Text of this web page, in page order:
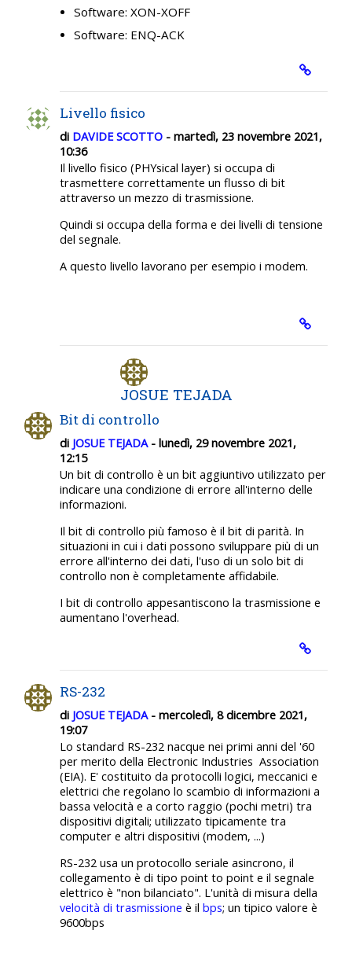
Software: XON-XOFF
Software: ENQ-ACK
Livello fisico
di DAVIDE SCOTTO - martedì, 23 novembre 2021,
10:36
Il livello fisico (PHYsical layer) si occupa di
trasmettere correttamente un flusso di bit
attraverso un mezzo di trasmissione.
Quindi si occupa della forma e dei livelli di tensione
del segnale.
A questo livello lavorano per esempio i modem.
JOSUE TEJADA
Bit di controllo
di JOSUE TEJADA- lunedì, 29 novembre 2021,
12:15
Un bit di controllo è un bit aggiuntivo utilizzato per
indicare una condizione di errore all'interno delle
informazioni.
Il bit di controllo più famoso è il bit di parità. In
situazioni in cui i dati possono sviluppare più di un
errore all'interno dei dati, l'uso di un solo bit di
controllo non è completamente affidabile.
I bit di controllo appesantiscono la trasmissione e
aumentano l'overhead.
RS-232
di JOSUE TEJADA- mercoledì, 8 dicembre 2021,
19:07
Lo standard RS-232 nacque nei primi anni del '60
per merito della Electronic Industries Association
(EIA). E' costituito da protocolli logici, meccanici e
elettrici che regolano lo scambio di informazioni a
bassa velocità e a corto raggio (pochi metri) tra
dispositivi digitali; utilizzato tipicamente tra
computer e altri dispositivi (modem, ...)
RS-232 usa un protocollo seriale asincrono, il
collegamento è di tipo point to point e il segnale
elettrico è "non bilanciato". L'unità di misura della
velocità di trasmissione è il bps; un tipico valore è
9600bps